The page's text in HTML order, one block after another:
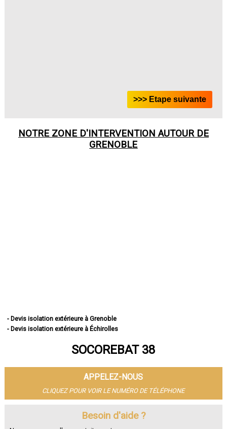
NOTRE ZONE D'INTERVENTION AUTOUR DE
GRENOBLE
- Devis isolation extérieure à Grenoble
- Devis isolation extérieure à Échirolles
- Devis isolation extérieure à Vienne
- Devis isolation extérieure à Fontaine
- Devis isolation extérieure à Voiron
- Devis isolation extérieure à Villefontaine
- Devis isolation extérieure à Meylan
- Devis isolation extérieure à Saint-Égrève
- Devis isolation extérieure à L'Isle-d'Abeau
SOCOREBAT 38
APPELEZ-NOUS
CLIQUEZ POUR VOIR LE NUMÉRO DE TÉLÉPHONE
Besoin d'aide ?